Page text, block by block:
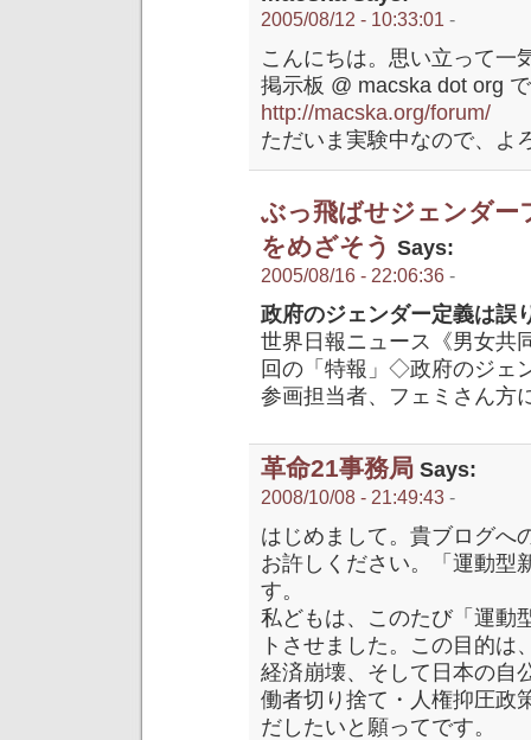
2005/08/12 - 10:33:01 -
こんにちは。思い立って一
掲示板 @ macska dot org
http://macska.org/forum/
ただいま実験中なので、よ
ぶっ飛ばせジェンダ
をめざそう Says:
2005/08/16 - 22:06:36 -
政府のジェンダー定義は誤
世界日報ニュース《男女共
回の「特報」◇政府のジェ
参画担当者、フェミさん
革命21事務局 Says:
2008/10/08 - 21:49:43 -
はじめまして。貴ブログへ
お許しください。「運動型
す。
私どもは、このたび「運動
トさせました。この目的は
経済崩壊、そして日本の自
働者切り捨て・人権抑圧政
だしたいと願ってです。